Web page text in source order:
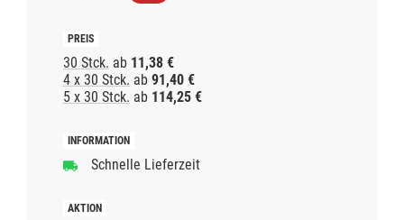
30 Stck. ab 11,38 €
4 x 30 Stck. ab 91,40 €
5 x 30 Stck. ab 114,25 €
Schnelle Lieferzeit